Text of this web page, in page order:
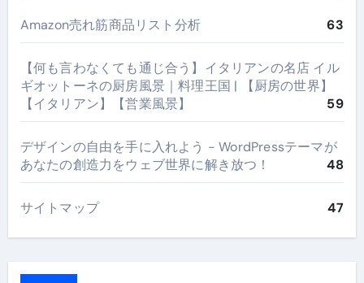
Amazon売れ筋商品リスト分析 63
【何も言わなくても通じ合う】イタリアンの名店 イル
ギオットーネの厨房風景｜料理王国 | 【厨房の世界】
【イタリアン】【営業風景】
59
デザインの自由を手に入れよう - WordPressテーマが
あなたの創造力をウェブ世界に解き放つ！
48
サイトマップ 47